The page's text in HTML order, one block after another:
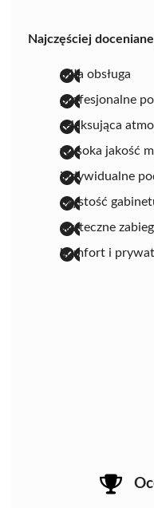
Najczęściej
miła obsługa
profesjonalne
relaksująca
wysoka jakość
indywidualne
czystość
skuteczne
komfort i